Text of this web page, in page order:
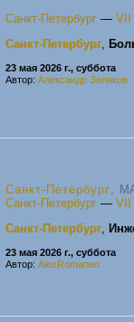
Санкт-Петербург — VII
Санкт-Петербург,
23 мая 2026 г., суббота
Автор: Александр Зеляков
Санкт-Петербург,
Санкт-Петербург — VII
Санкт-Петербург,
23 мая 2026 г., суббота
Автор: AlexRomanen